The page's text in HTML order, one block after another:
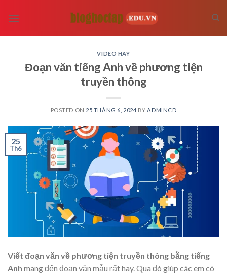
VIDEO HAY
Đoạn văn tiếng Anh về phương tiện
truyền thông
POSTED ON 25 THÁNG 6, 2024 BY ADMINCD
25
Th6
Viết đoạn văn về phương tiện truyền thông bằng tiếng
Anh mang đến đoạn văn mẫu rất hay. Qua đó giúp các em có